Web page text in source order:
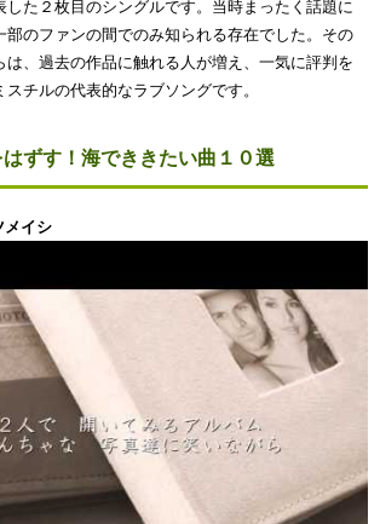
した２枚目のシングルです。当時まったく話題に
部のファンの間でのみ知られる存在でした。その
は、過去の作品に触れる人が増え、一気に評判を
チルの代表的なラブソングです。
ずす！海でききたい曲１０選
イシ